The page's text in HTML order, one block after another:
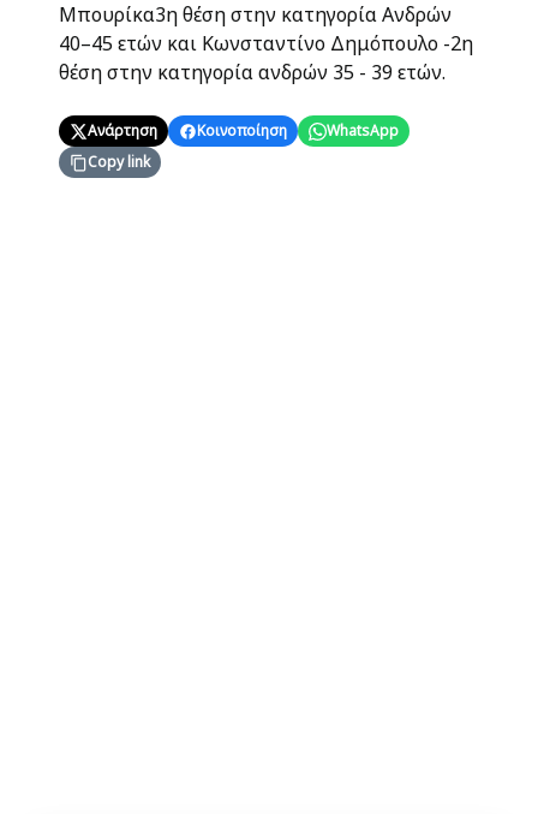
Μπουρίκα3η θέση στην κατηγορία Ανδρών
40–45 ετών και Κωνσταντίνο Δημόπουλο -2η
θέση στην κατηγορία ανδρών 35 - 39 ετών.
Ανάρτηση Κοινοποίηση
WhatsApp
Copy link